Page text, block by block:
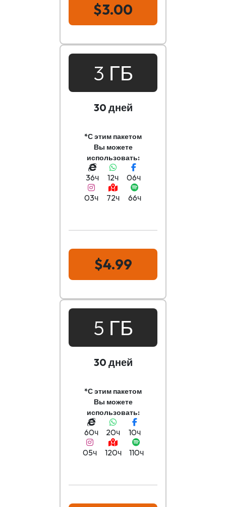
$3.00
3 ГБ
30 дней
*С этим пакетом
Вы можете
использовать:
36ч 12ч
06ч
03ч
72ч 66ч
$4.99
5 ГБ
30 дней
*С этим пакетом
Вы можете
использовать:
60ч 20ч
10ч
05ч
120ч 110ч